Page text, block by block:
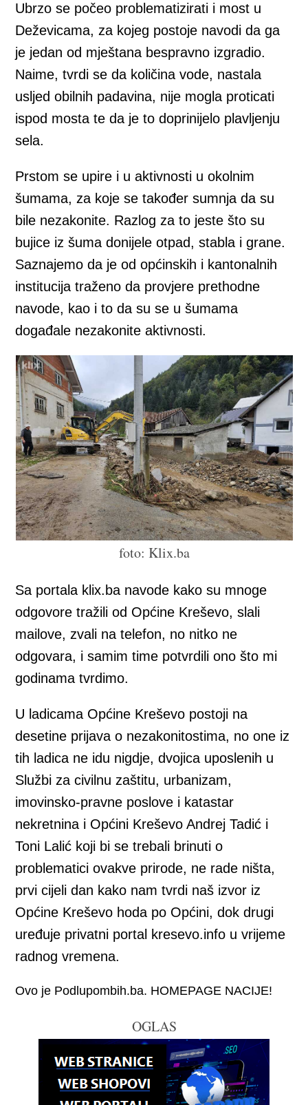
Ubrzo se počeo problematizirati i most u
Deževicama, za kojeg postoje navodi da ga
je jedan od mještana bespravno izgradio.
Naime, tvrdi se da količina vode, nastala
usljed obilnih padavina, nije mogla proticati
ispod mosta te da je to doprinijelo plavljenju
sela.
Prstom se upire i u aktivnosti u okolnim
šumama, za koje se također sumnja da su
bile nezakonite. Razlog za to jeste što su
bujice iz šuma donijele otpad, stabla i grane.
Saznajemo da je od općinskih i kantonalnih
institucija traženo da provjere prethodne
navode, kao i to da su se u šumama
događale nezakonite aktivnosti.
foto: Klix.ba
Sa portala klix.ba navode kako su mnoge
odgovore tražili od Općine Kreševo, slali
mailove, zvali na telefon, no nitko ne
odgovara, i samim time potvrdili ono što mi
godinama tvrdimo.
U ladicama Općine Kreševo postoji na
desetine prijava o nezakonitostima, no one iz
tih ladica ne idu nigdje, dvojica uposlenih u
Službi za civilnu zaštitu, urbanizam,
imovinsko-pravne poslove i katastar
nekretnina i Općini Kreševo Andrej Tadić i
Toni Lalić koji bi se trebali brinuti o
problematici ovakve prirode, ne rade ništa,
prvi cijeli dan kako nam tvrdi naš izvor iz
Općine Kreševo hoda po Općini, dok drugi
uređuje privatni portal kresevo.info u vrijeme
radnog vremena.
Ovo je Podlupombih.ba. HOMEPAGE NACIJE!
OGLAS